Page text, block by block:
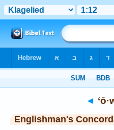
◄
Englishman's